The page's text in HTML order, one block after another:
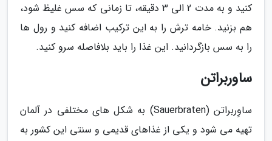
کنید و به مدت 2 الی 3 دقیقه، تا زمانی که سس غلیظ شود،
هم بزنید. خامه ترش را به این ترکیب اضافه کنید و رول ها
را به سس بازگردانید. این غذا را باید بلافاصله سرو کنید.
ساوربراتن
ساوِربراتن (Sauerbraten) به شکل های مختلفی در آلمان
تهیه می شود و یکی از غذاهای قدیمی و سنتی این کشور به